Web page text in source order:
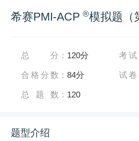
希赛PMI-ACP®模拟题（
总分 ： 120分
合格分数 ：84分
总题数 ： 120
考
试
题型介绍